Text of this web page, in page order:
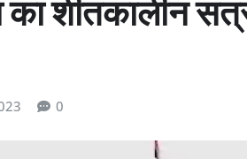
का शीतकालीन
0